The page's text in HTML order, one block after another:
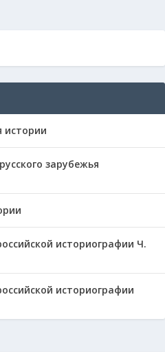
зарубежья
историографии Ч.
историографии